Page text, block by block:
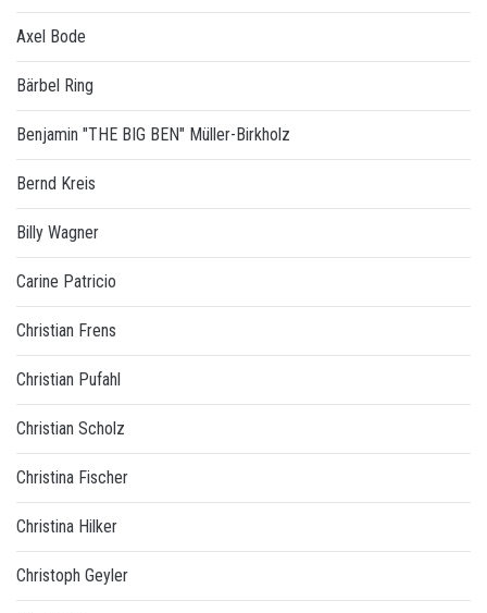
Axel Bode
Bärbel Ring
Benjamin "THE BIG BEN" Müller-Birkholz
Bernd Kreis
Billy Wagner
Carine Patricio
Christian Frens
Christian Pufahl
Christian Scholz
Christina Fischer
Christina Hilker
Christoph Geyler